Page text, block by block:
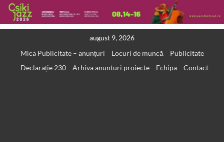
august 9, 2026
Mica Publicitate – anunțuri
Locuri de muncă
Publicitate
Declarație 230
Arhiva anunturi proiecte Echipa Contact